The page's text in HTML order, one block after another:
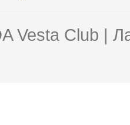
Vesta Club |